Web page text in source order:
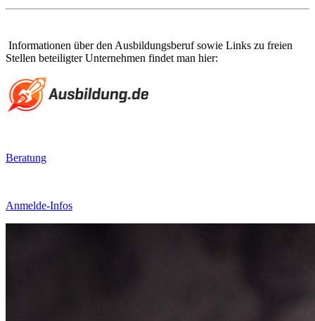
Informationen über den Ausbildungsberuf sowie Links zu freien
Stellen beteiligter Unternehmen findet man hier:
Beratung
Anmelde-Infos